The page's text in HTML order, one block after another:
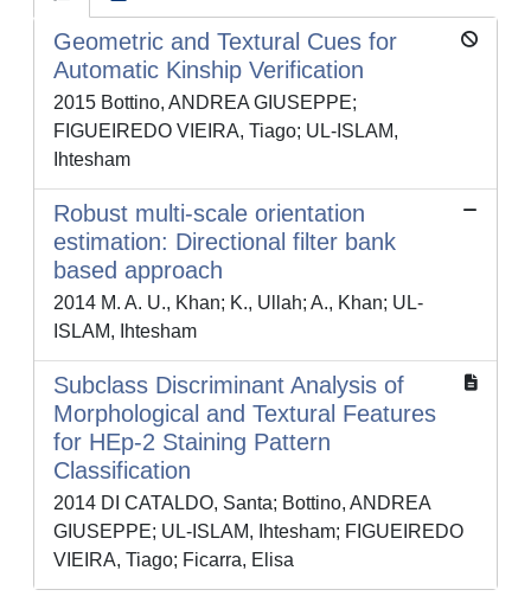
Geometric and Textural Cues for
Automatic Kinship Verification
2015 Bottino, ANDREA GIUSEPPE;
FIGUEIREDO VIEIRA, Tiago; UL-ISLAM,
Ihtesham
Robust multi-scale orientation
estimation: Directional filter bank
based approach
2014 M. A. U., Khan; K., Ullah; A., Khan; UL-
ISLAM, Ihtesham
Subclass Discriminant Analysis of
Morphological and Textural Features
for HEp-2 Staining Pattern
Classification
2014 DI CATALDO, Santa; Bottino, ANDREA
GIUSEPPE; UL-ISLAM, Ihtesham; FIGUEIREDO
VIEIRA, Tiago; Ficarra, Elisa